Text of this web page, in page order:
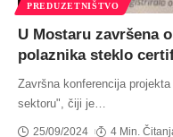
PREDUZETNIŠTVO
U Mostaru završena
polaznika steklo
Završna konferencija
sektoru", čiji je…
25/09/2024 4 Min.